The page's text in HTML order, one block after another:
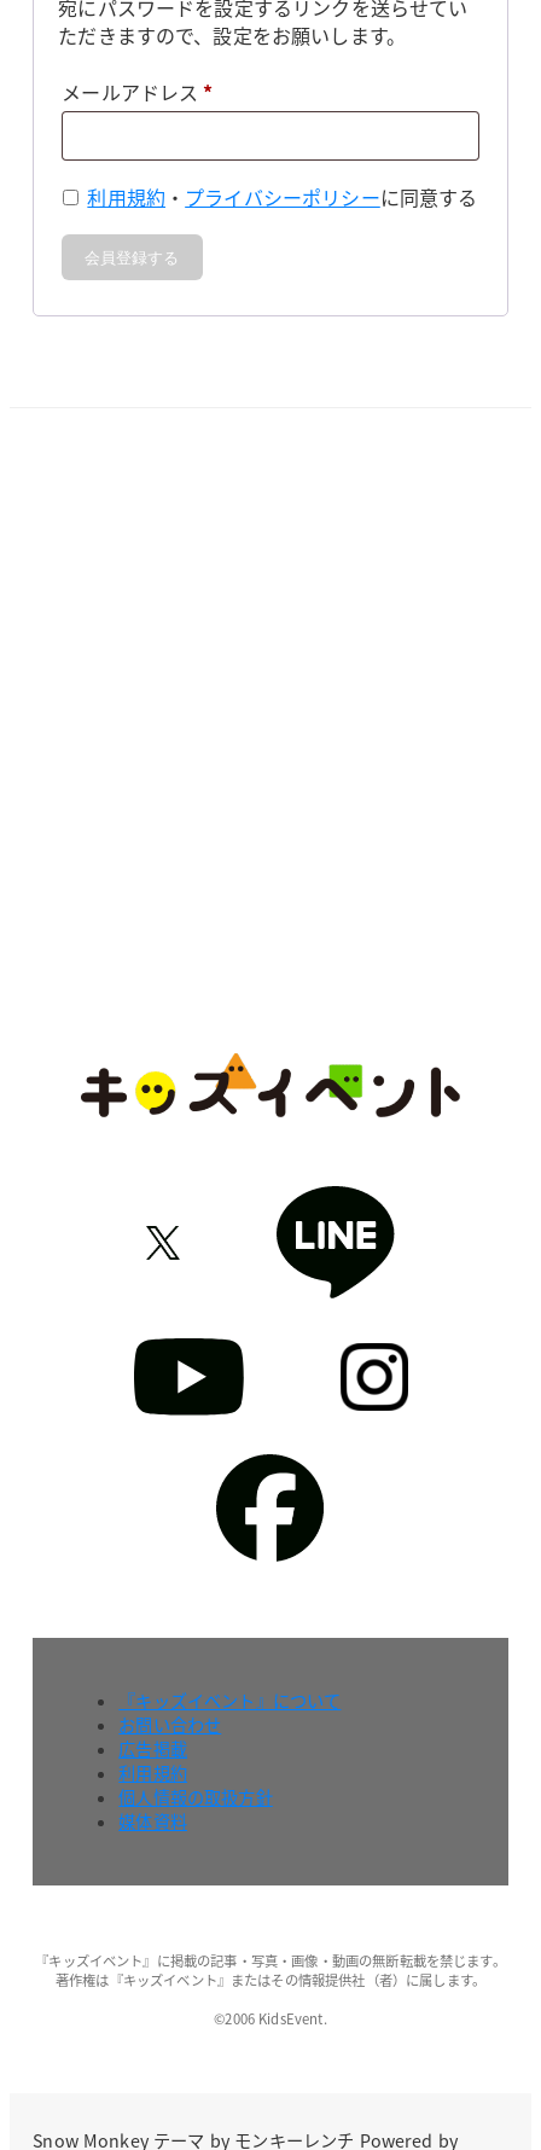
宛にパスワードを設定するリンクを送らせてい
ただきますので、設定をお願いします。
メールアドレス *必
利用規約 ・ プライバシーポリシーに同意する
会員登録する
『キッズイベント』について
お問い合わせ
広告掲載
利用規約
個人情報の取扱方針
媒体資料
『キッズイベント』に掲載の記事・写真・画像・動画の無断転載を禁じます。
著作権は『キッズイベント』またはその情報提供社（者）に属します。
©2006 KidsEvent.
Snow Monkeyテーマ by モンキーレンチ Powered by